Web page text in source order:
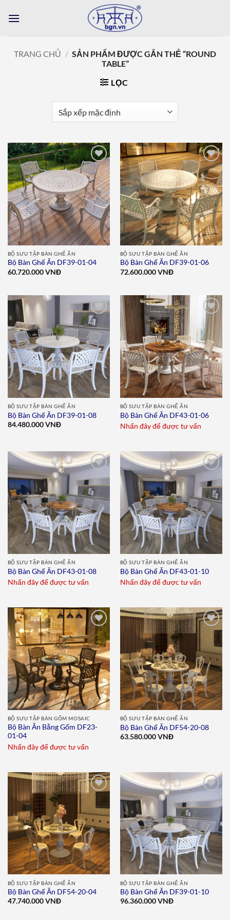
qua
TRANG CHỦ / SẢN PHẨM ĐƯỢC GẮN THẺ “ROUND
TABLE”
LỌC
Add to
wishlist
BỘ SƯU TẬP BÀN GHẾ ĂN
Bộ Bàn Ghế Ăn DF39-01-04
60.720.000VNĐ
Add to
wishlist
BỘ SƯU TẬP BÀN GHẾ ĂN
Bộ Bàn Ghế Ăn DF39-01-06
72.600.000VNĐ
Add to
wishlist
BỘ SƯU TẬP BÀN GHẾ ĂN
Bộ Bàn Ghế Ăn DF39-01-08
84.480.000VNĐ
Add to
wishlist
BỘ SƯU TẬP BÀN GHẾ ĂN
Bộ Bàn Ghế Ăn DF43-01-06
Nhấn đây để được tư vấn
Add to
wishlist
BỘ SƯU TẬP BÀN GHẾ ĂN
Bộ Bàn Ghế Ăn DF43-01-08
Nhấn đây để được tư vấn
wishlist
BỘ SƯU TẬP BÀN GHẾ ĂN
Bộ Bàn Ghế Ăn DF43-01-10
Nhấn đây để được tư vấn
Add to
wishlist
BỘ SƯU TẬP BÀN GỐM MOSAIC
Bộ Bàn Ăn Bằng Gốm DF23-
01-04
Nhấn đây để được tư vấn
Add to
wishlist
BỘ SƯU TẬP BÀN GHẾ ĂN
Bộ Bàn Ghế Ăn DF54-20-08
63.580.000VNĐ
wishlist
BỘ SƯU TẬP BÀN GHẾ ĂN
Bộ Bàn Ghế Ăn DF54-20-04
47.740.000VNĐ
BỘ SƯU TẬP BÀN GHẾ ĂN
Bộ Bàn Ghế Ăn DF39-01-10
96.360.000VNĐ